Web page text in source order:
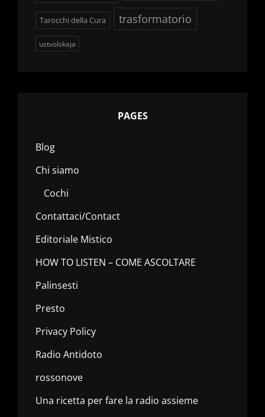
Tarocchi della Cura trasformatorio
ustvolskaja
PAGES
Blog
Chi siamo
Cochi
Contattaci/Contact
Editoriale Mistico
HOW TO LISTEN – COME ASCOLTARE
Palinsesti
Presto
Privacy Policy
Radio Antidoto
rossonove
Una ricetta per fare la radio assieme